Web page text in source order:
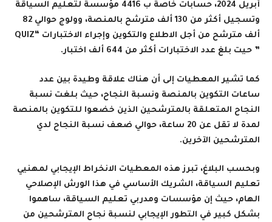
أبريل 2024، حسابات خاصة ب 4416 مؤسسة لتعليم السياقة
وتسجيل أكثر من 130 ألف مترشح بالمنصة، وولوج حوالي 82
ألف مترشح من أجل الاطلاع والتكوين وإجراء الاختبارات “QUIZ
” حيت بلغ عدد الاختبارات أكثر من 644 ألف اختبار.
كما تشير المعطيات إلى أن هناك علاقة وطيدة بين عدد
ساعات التكوين بالمنصة ونسبة النجاح، حيث بلغت نسبة
النجاح المتعلقة بالمترشحين الذين خضعوا للتكوين بالمنصة
لمدة لا تقل عن 20 ساعة، حوالي ضعف نسبة النجاح لدي
المترشحين الآخرين.
وبحسب البلاغ، تبرز هذه المعطيات الانخراط الإيجابي لمهنيي
تعليم السياقة، الشريك الأساسي في هذا الورش الإصلاحي
الهام، حيث إن مؤسسات ومدربي تعليم السياقة، ساهموا
بشكل كبير في التطور الإيجابي لنسبة نجاح المترشحين من